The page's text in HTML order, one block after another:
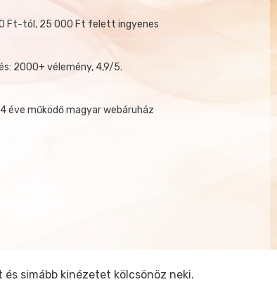
Ft-tól, 25 000 Ft felett ingyenes
2000+ vélemény, 4,9/5.
éve működő magyar webáruház
simább kinézetet kölcsönöz neki.